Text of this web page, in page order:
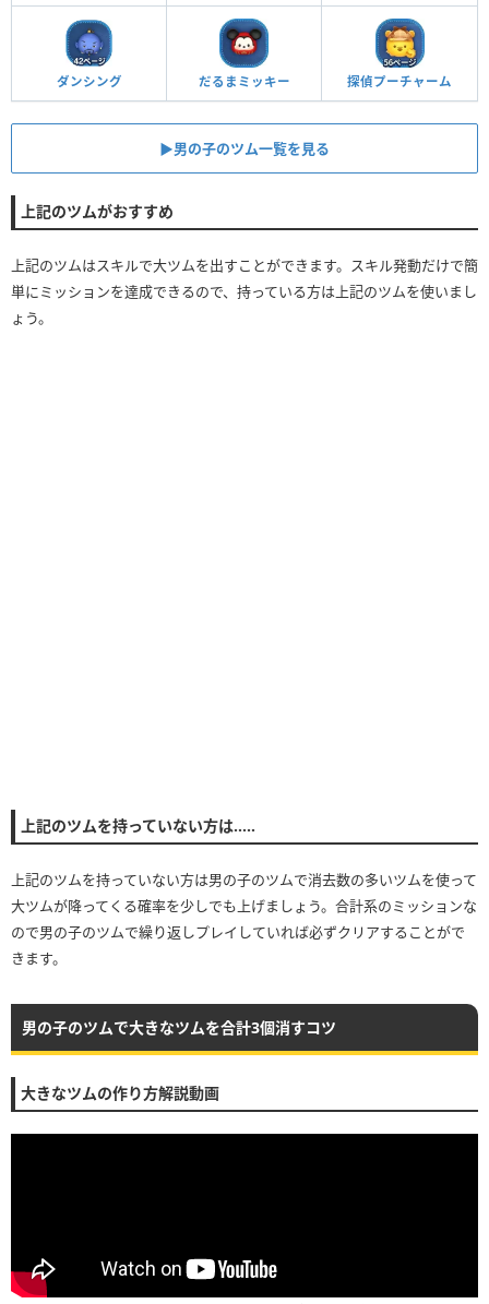
ダンシング だるまミッキー 探偵プーチャーム
▶︎男の子のツム一覧を見る
上記のツムがおすすめ
上記のツムはスキルで大ツムを出すことができます。スキル発動だけで簡
単にミッションを達成できるので、持っている方は上記のツムを使いまし
ょう。
上記のツムを持っていない方は…‥
上記のツムを持っていない方は男の子のツムで消去数の多いツムを使って
大ツムが降ってくる確率を少しでも上げましょう。合計系のミッションな
ので男の子のツムで繰り返しプレイしていれば必ずクリアすることがで
きます。
男の子のツムで大きなツムを合計3個消すコツ
大きなツムの作り方解説動画